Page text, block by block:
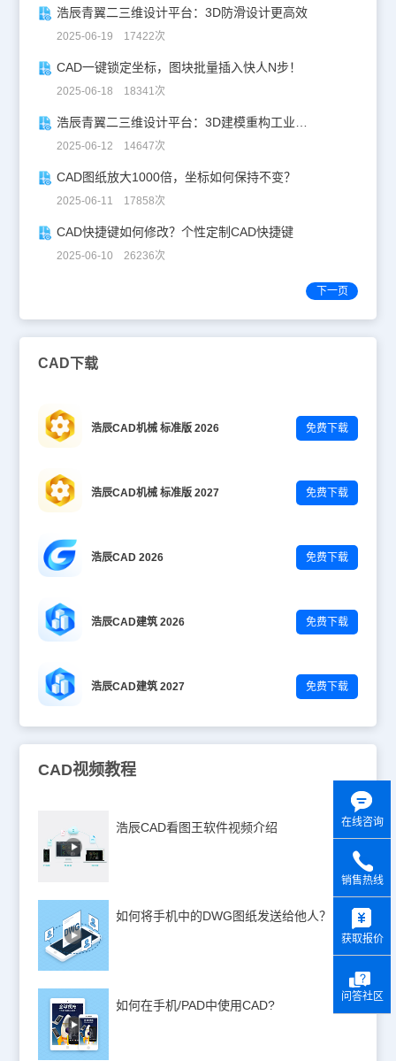
浩辰青翼二三维设计平台：3D防滑设计更高效
2025-06-19 17422次
CAD一键锁定坐标，图块批量插入快人N步！
2025-06-18 18341次
浩辰青翼二三维设计平台：3D建模重构工业美学
2025-06-12 14647次
CAD图纸放大1000倍，坐标如何保持不变？
2025-06-11 17858次
CAD快捷键如何修改？个性定制CAD快捷键
2025-06-10 26236次
下一页
CAD下载
浩辰CAD机械 标准版 2026 免费下载
浩辰CAD机械 标准版 2027 免费下载
浩辰CAD 2026 免费下载
浩辰CAD建筑 2026 免费下载
浩辰CAD建筑 2027 免费下载
CAD视频教程
浩辰CAD看图王软件视频介绍
如何将手机中的DWG图纸发送给他人？
如何在手机/PAD中使用CAD?
在线咨询
销售热线
获取报价
问答社区